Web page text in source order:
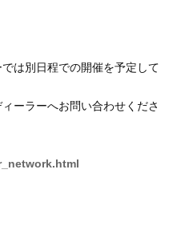
は別日程での開催を予定して
ーラーへお問い合わせくださ